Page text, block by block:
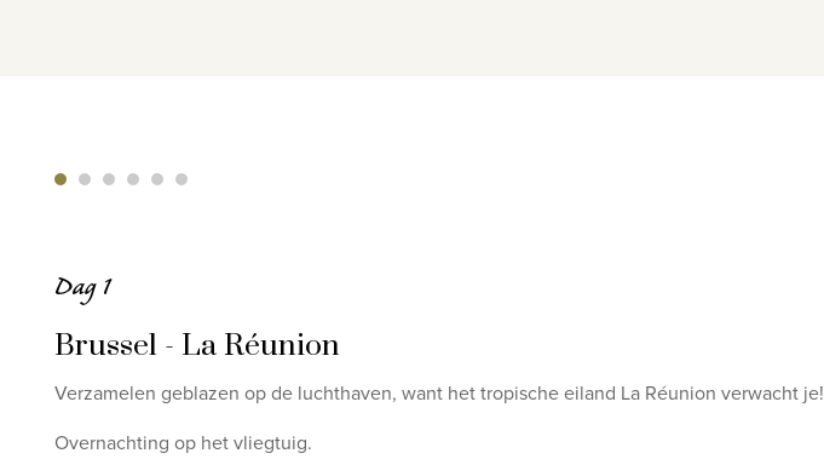
Dag 1
Brussel - La Réunion
Verzamelen geblazen op de luchthaven, want het tropische eiland La Réunion verwacht je!
Overnachting op het vliegtuig.